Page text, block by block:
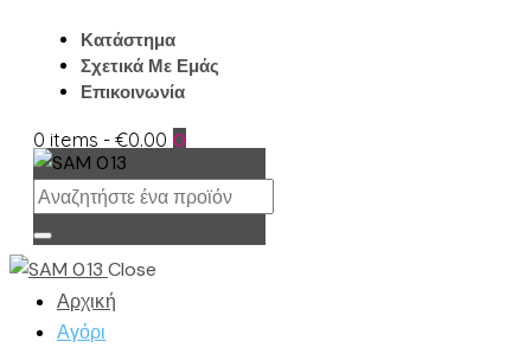
Κατάστημα
Σχετικά Με Εμάς
Επικοινωνία
0 items -€0.00 0
Close
Αρχική
Αγόρι